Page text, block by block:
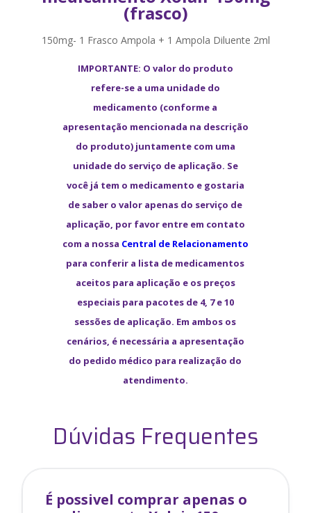
(frasco)
150mg- 1 Frasco Ampola + 1 Ampola Diluente 2ml
IMPORTANTE: O valor do produto
refere-se a uma unidade do
medicamento (conforme a
apresentação mencionada na descrição
do produto) juntamente com uma
unidade do serviço de aplicação. Se
você já tem o medicamento e gostaria
de saber o valor apenas do serviço de
aplicação, por favor entre em contato
com a nossa Central de Relacionamento
para conferir a lista de medicamentos
aceitos para aplicação e os preços
especiais para pacotes de 4, 7 e 10
sessões de aplicação. Em ambos os
cenários, é necessária a apresentação
do pedido médico para realização do
atendimento.
Dúvidas Frequentes
É possivel comprar apenas o